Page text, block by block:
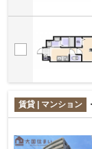
賃貸 | マンション